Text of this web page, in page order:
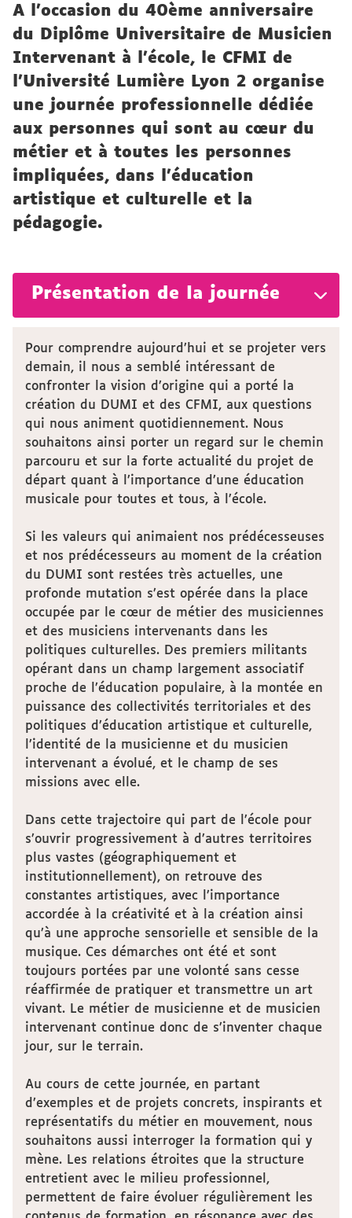
A l’occasion du 40ème anniversaire
du Diplôme Universitaire de Musicien
Intervenant à l'école, le CFMI de
l’Université Lumière Lyon 2 organise
une journée professionnelle dédiée
aux personnes qui sont au cœur du
métier et à toutes les personnes
impliquées, dans l’éducation
artistique et culturelle et la
pédagogie.
Présentation de la journée
Pour comprendre aujourd’hui et se projeter vers
demain, il nous a semblé intéressant de
confronter la vision d’origine qui a porté la
création du DUMI et des CFMI, aux questions
qui nous animent quotidiennement. Nous
souhaitons ainsi porter un regard sur le chemin
parcouru et sur la forte actualité du projet de
départ quant à l’importance d’une éducation
musicale pour toutes et tous, à l’école.
Si les valeurs qui animaient nos prédécesseuses
et nos prédécesseurs au moment de la création
du DUMI sont restées très actuelles, une
profonde mutation s’est opérée dans la place
occupée par le cœur de métier des musiciennes
et des musiciens intervenants dans les
politiques culturelles. Des premiers militants
opérant dans un champ largement associatif
proche de l’éducation populaire, à la montée en
puissance des collectivités territoriales et des
politiques d’éducation artistique et culturelle,
l’identité de la musicienne et du musicien
intervenant a évolué, et le champ de ses
missions avec elle.
Dans cette trajectoire qui part de l’école pour
s’ouvrir progressivement à d’autres territoires
plus vastes (géographiquement et
institutionnellement), on retrouve des
constantes artistiques, avec l’importance
accordée à la créativité et à la création ainsi
qu’à une approche sensorielle et sensible de la
musique. Ces démarches ont été et sont
toujours portées par une volonté sans cesse
réaffirmée de pratiquer et transmettre un art
vivant. Le métier de musicienne et de musicien
intervenant continue donc de s’inventer chaque
jour, sur le terrain.
Au cours de cette journée, en partant
d’exemples et de projets concrets, inspirants et
représentatifs du métier en mouvement, nous
souhaitons aussi interroger la formation qui y
mène. Les relations étroites que la structure
entretient avec le milieu professionnel,
permettent de faire évoluer régulièrement les